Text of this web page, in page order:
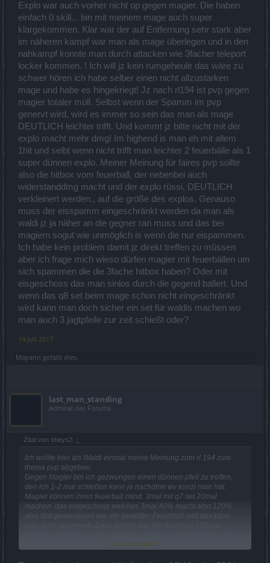
Explo war auch vorher nicht op gegen magier. Die haben
einfach 0 skill... bin mit meinem mage auch super
klargekommen. Klar war der auf Entfernung sehr stark aber
im näheren kampf war man als mage überlegen und in den
nahkampf konnte man durch attacken wie 3facher teleport
locker kommen. ! Ich will jz kein rumgeheule das wäre zu
schwer hören ich habe selber einen nicht allzustarken
mage und habe es hingekriegt! Jz nach rl194 ist pvp gegen
magier totaler müll. Selbst wenn der Spamm im pvp
genervt wird, wird es immer so sein das man als mage
DEUTLICH leichter trifft. Und kommt jz bitte nicht mit der
explo macht mehr dmg! Im highend is man eh mit allem
1hit und selbt wenn nicht trifft man leichter 2 feuerbälle als 1
super dünnen explo. Meiner Meinung für faires pvp sollte
also die hitbox vom feuerball, der nebenbei auch
widerstanddmg macht und der explo rüssi, DEUTLICH
verkleinert werden., auf die größe des explos. Genauso
muss der eisspamm eingeschränkt werden da man als
waldi jz ja näher an die gegner ran muss und das bei
magiern sogut wie unmöglich is wenn die nur eispammen.
Ich habe kein problem damit jz direkt treffen zu müssen
aber ich frage mich wieso dürfen magier mit feuerbällen um
sich spammen die die 3fache hitbox haben? Oder mit
eisgeschoss das man sinlos durch die gegend ballert. Und
wenn das q8 set beim mage schon nicht eingeschränkt
wird kann man doch sicher ein set für waldis machen wo
man auch 3 jagtpfeile zur zeit schießt oder?
14 Juli 2017
Mayann gefällt dies.
last_man_standing
Admiral des Forums
Zitat von sheys2: ↑
Ich wollte hier als Waldi einmal meine Meinung zum rl 194 zum
thema pvp abgeben.
Gegen Magier bin ich gezwungen einen dünnen pfeil zu treffen,
den ich 1-2 mal schießen kann je nachdme wv konzi man hat.
Magier können ihren feuerball mind. 3mal mit q7 set 20mal
machen. das eisgeschoss welches 3mal 40% macht also 120%.
also fast genausoviel wie ein geskillter Feuerball und das kann
garnicht verfehlen kann. Dann mit hohem speed wird man vom
Click to expand...